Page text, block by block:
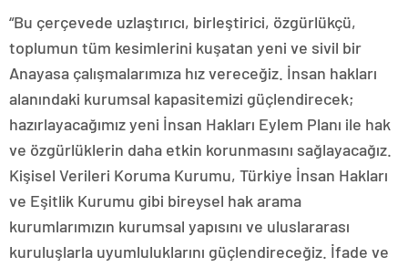
“Bu çerçevede uzlaştırıcı, birleştirici, özgürlükçü,
toplumun tüm kesimlerini kuşatan yeni ve sivil bir
Anayasa çalışmalarımıza hız vereceğiz. İnsan hakları
alanındaki kurumsal kapasitemizi güçlendirecek;
hazırlayacağımız yeni İnsan Hakları Eylem Planı ile hak
ve özgürlüklerin daha etkin korunmasını sağlayacağız.
Kişisel Verileri Koruma Kurumu, Türkiye İnsan Hakları
ve Eşitlik Kurumu gibi bireysel hak arama
kurumlarımızın kurumsal yapısını ve uluslararası
kuruluşlarla uyumluluklarını güçlendireceğiz. İfade ve